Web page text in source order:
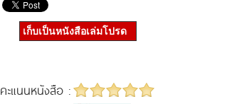
เก็บเป็นหนังสือเล่มโปรด
คะแนนหนังสือ :